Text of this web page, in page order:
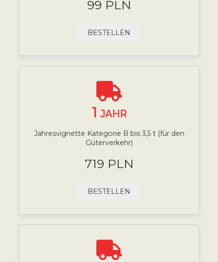
99 PLN
BESTELLEN
1 JAHR
Jahresvignette Kategorie B bis 3,5 t (für den
Güterverkehr)
719 PLN
BESTELLEN